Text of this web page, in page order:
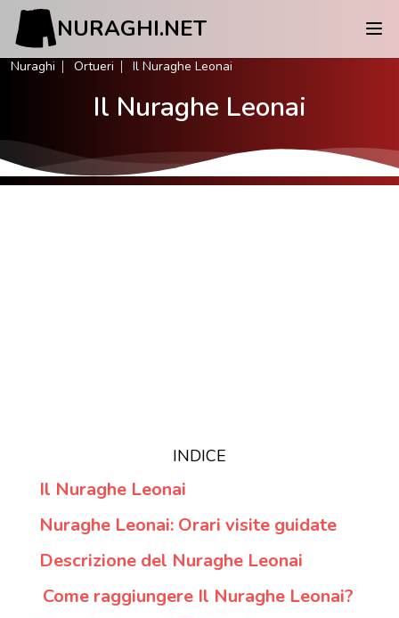
NURAGHI.NET
Nuraghi Ortueri Il Nuraghe Leonai
Il Nuraghe Leonai
INDICE
Il Nuraghe Leonai
Nuraghe Leonai: Orari visite guidate
Descrizione del Nuraghe Leonai
Come raggiungere Il Nuraghe Leonai?